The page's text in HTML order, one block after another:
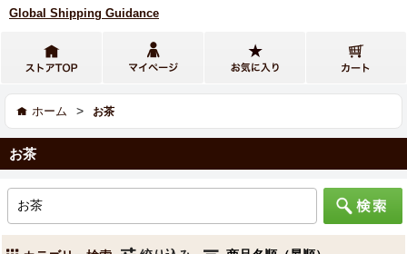
Global Shipping Guidance
ホーム > お茶
お茶